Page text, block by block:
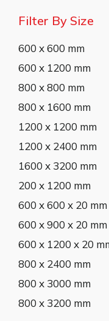
Filter By Size
600 x 600 mm
600 x 1200 mm
800 x 800 mm
800 x 1600 mm
1200 x 1200 mm
1200 x 2400 mm
1600 x 3200 mm
200 x 1200 mm
600 x 600 x 20 mm
600 x 900 x 20 mm
600 x 1200 x 20
800 x 2400 mm
800 x 3000 mm
800 x 3200 mm